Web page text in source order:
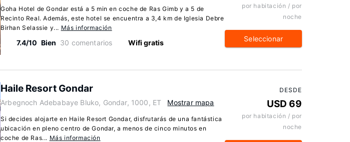
Goha Hotel de Gondar está a 5 min en coche de Ras Gimb y a 5 de
Recinto Real. Además, este hotel se encuentra a 3,4 km de Iglesia Debre
Birhan Selassie y... Más información
7.4/10 Bien 30 comentarios Wifi gratis
por habitación / por
noche
Seleccionar
Haile Resort Gondar
Arbegnoch Adebabaye Bluko, Gondar, 1000, ET Mostrar mapa
Si decides alojarte en Haile Resort Gondar, disfrutarás de una fantástica
ubicación en pleno centro de Gondar, a menos de cinco minutos en
coche de Ras... Más información
DESDE
USD 69
por habitación / por
noche